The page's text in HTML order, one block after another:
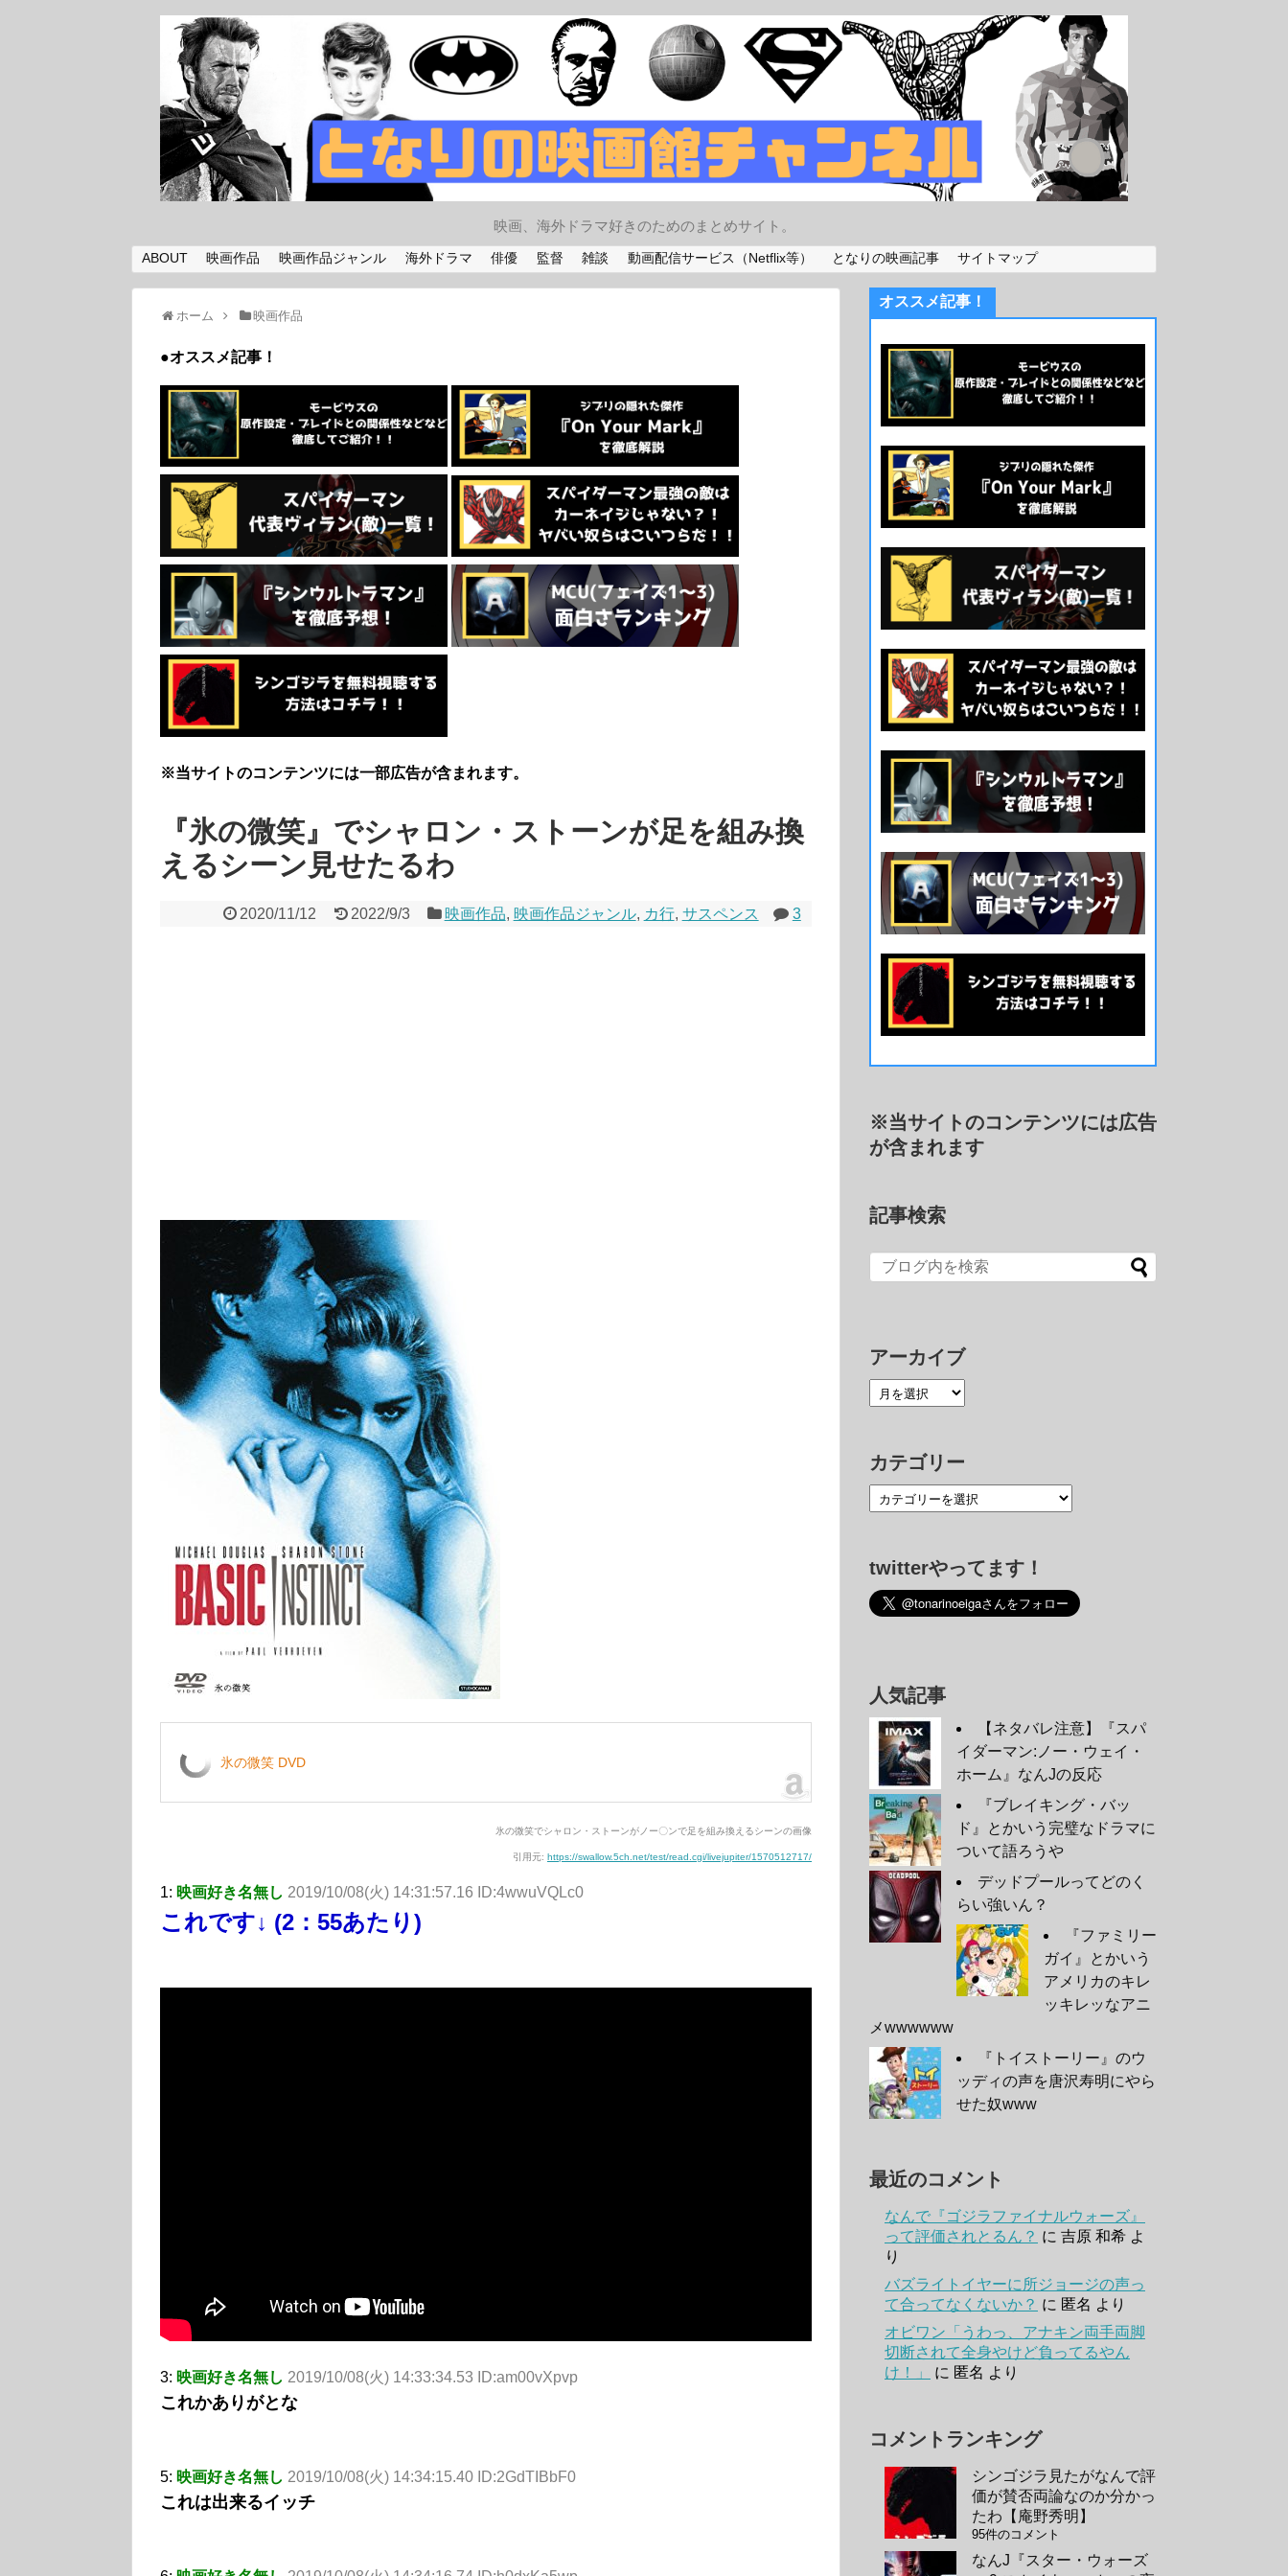
映画、海外ドラマ好きのためのまとめサイト。
ABOUT 映画作品 映画作品ジャンル 海外ドラマ 俳優 監督 雑談 動画配信サービス（Netflix等） となりの映画記事 サイトマップ
ホーム 映画作品
●オススメ記事！
※当サイトのコンテンツには一部広告が含まれます。
『氷の微笑』でシャロン・ストーンが足を組み換
えるシーン見せたるわ
2020/11/12 2022/9/3 映画作品, 映画作品ジャンル, カ行, サスペンス 3
氷の微笑 DVD
氷の微笑でシャロン・ストーンがノー〇ンで足を組み換えるシーンの画像
引用元: https://swallow.5ch.net/test/read.cgi/livejupiter/1570512717/
1: 映画好き名無し 2019/10/08(火) 14:31:57.16 ID:4wwuVQLc0
これです↓ (2：55あたり)
3: 映画好き名無し 2019/10/08(火) 14:33:34.53 ID:am00vXpvp
これかありがとな
5: 映画好き名無し 2019/10/08(火) 14:34:15.40 ID:2GdTIBbF0
これは出来るイッチ
オススメ記事！
※当サイトのコンテンツには広告
が含まれます
記事検索
アーカイブ
カテゴリー
twitterやってます！
人気記事
【ネタバレ注意】『スパ
イダーマン:ノー・ウェイ・
ホーム』なんJの反応
『ブレイキング・バッ
ド』とかいう完璧なドラマに
ついて語ろうや
デッドプールってどのく
らい強いん？
『ファミリー
ガイ』とかいう
アメリカのキレ
ッキレッなアニ
メwwwwww
『トイストーリー』のウ
ッディの声を唐沢寿明にやら
せた奴www
最近のコメント
なんで『ゴジラファイナルウォーズ』
って評価されとるん？ に 吉原 和希 よ
り
バズライトイヤーに所ジョージの声っ
て合ってなくないか？ に 匿名 より
オビワン「うわっ、アナキン両手両脚
切断されて全身やけど負ってるやん
け！」
に 匿名 より
コメントランキング
シンゴジラ見たがなんで評
価が賛否両論なのか分かっ
たわ【庵野秀明】
95件のコメント
なんJ『スター・ウォーズ